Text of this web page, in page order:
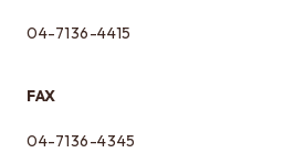
04-7136-4415
FAX
04-7136-4345